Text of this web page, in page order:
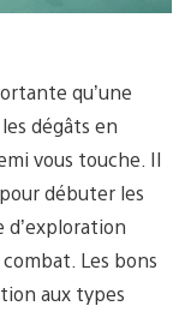
qu’une
dégâts en
vous touche. Il
débuter les
d’exploration
Les bons
aux types